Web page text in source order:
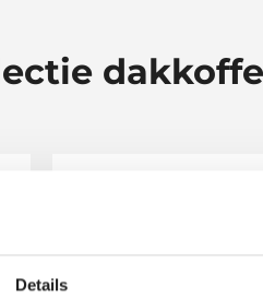
Details